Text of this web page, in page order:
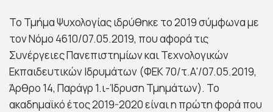
Το Τμήμα Ψυχολογίας ιδρύθηκε το 2019 σύμφωνα με
τον Νόμο 4610/07.05.2019, που αφορά τις
Συνέργειες Πανεπιστημίων και Τεχνολογικών
Εκπαιδευτικών Ιδρυμάτων (ΦΕΚ 70/τ.Α'/07.05.2019,
Άρθρο 14, Παράγρ 1.ι-Ίδρυση Τμημάτων). Το
ακαδημαϊκό έτος 2019-2020 είναι η πρώτη φορά που